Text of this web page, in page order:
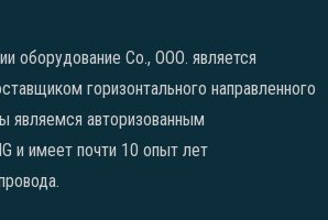
оборудование Co., ООО. является
горизонтального направленного
являемся авторизованным
и имеет почти 10 опыт лет